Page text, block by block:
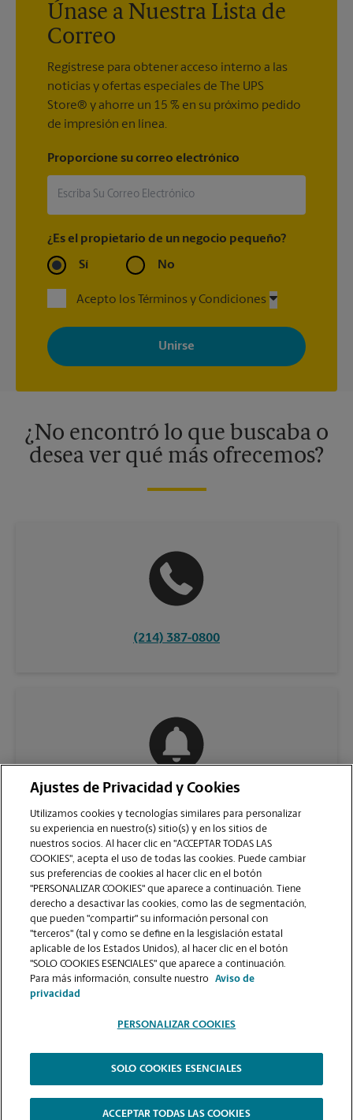
Únase a Nuestra Lista de
Correo
Regístrese para obtener acceso interno a las
noticias y ofertas especiales de The UPS
Store® y ahorre un 15 % en su próximo pedido
de impresión en línea.
Proporcione su correo electrónico
¿Es el propietario de un negocio pequeño?
Sí No
Acepto los Términos y Condiciones
Al registrarse, acepta recibir correos electrónicos de The UPS
Store con noticias, ofertas especiales, promociones y mensajes
adaptados a sus intereses. Puede darse de baja en cualquier
momento. Para más información, consulte nuestra política de
¿No encontró lo que buscaba o
desea ver qué más ofrecemos?
(214) 387-0800
VER LA PÁGINA DE LA TIENDA
2026.
The UPS Store | Aviso de Privacidad | Términos de Uso del Sitio Web |
Contraste Alto
Ajustes de Privacidad y Cookies
Utilizamos cookies y tecnologías similares para personalizar
su experiencia en nuestro(s) sitio(s) y en los sitios de
nuestros socios. Al hacer clic en "ACCEPTAR TODAS LAS
COOKIES", acepta el uso de todas las cookies. Puede cambiar
sus preferencias de cookies al hacer clic en el botón
"PERSONALIZAR COOKIES" que aparece a continuación. Tiene
derecho a desactivar las cookies, como las de segmentación,
que pueden "compartir" su información personal con
"terceros" (tal y como se define en la lesgislación estatal
aplicable de los Estados Unidos), al hacer clic en el botón
"SOLO COOKIES ESENCIALES" que aparece a continuación.
Para más información, consulte nuestro
Aviso de
privacidad
PERSONALIZAR COOKIES
SOLO COOKIES ESENCIALES
ACCEPTAR TODAS LAS COOKIES